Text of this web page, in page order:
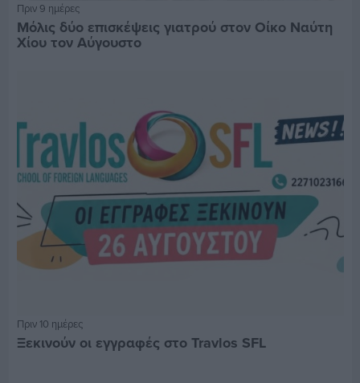
Πριν 9 ημέρες
Μόλις δύο επισκέψεις γιατρού στον Οίκο Ναύτη
Χίου τον Αύγουστο
Πριν 10 ημέρες
Ξεκινούν οι εγγραφές στο Travlos SFL